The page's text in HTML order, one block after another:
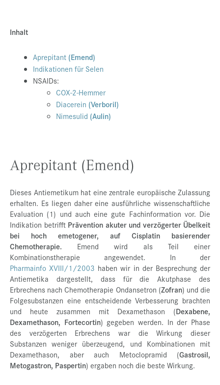
Presse
Jobs
Kontakt
Datenschutz
Service-Links
Inhalt
Aprepitant (Emend)
Indikationen für Selen
NSAIDs:
COX-2-Hemmer
Diacerein (Verboril)
Nimesulid (Aulin)
Aprepitant (Emend)
Dieses Antiemetikum hat eine zentrale europäische Zulassung
erhalten. Es liegen daher eine ausführliche wissenschaftliche
Evaluation (1) und auch eine gute Fachinformation vor. Die
Indikation betrifft Prävention akuter und verzögerter Übelkeit
bei hoch emetogener, auf Cisplatin basierender
Chemotherapie. Emend wird als Teil einer
Kombinationstherapie angewendet. In der
Pharmainfo XVIII/1/2003 haben wir in der Besprechung der
Antiemetika dargestellt, dass für die Akutphase des
Erbrechens nach Chemotherapie Ondansetron (Zofran) und die
Folgesubstanzen eine entscheidende Verbesserung brachten
und heute zusammen mit Dexamethason (Dexabene,
Dexamethason, Fortecortin) gegeben werden. In der Phase
des verzögerten Erbrechens war die Wirkung dieser
Substanzen weniger überzeugend, und Kombinationen mit
Dexamethason, aber auch Metoclopramid (Gastrosil,
Metogastron, Paspertin) ergaben noch die beste Wirkung.